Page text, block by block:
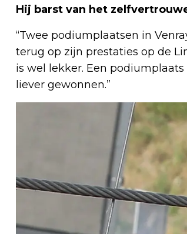
Hij barst van het
“Twee podiumplaatsen in
terug op zijn prestaties op de
is wel lekker. Een
liever gewonnen.”